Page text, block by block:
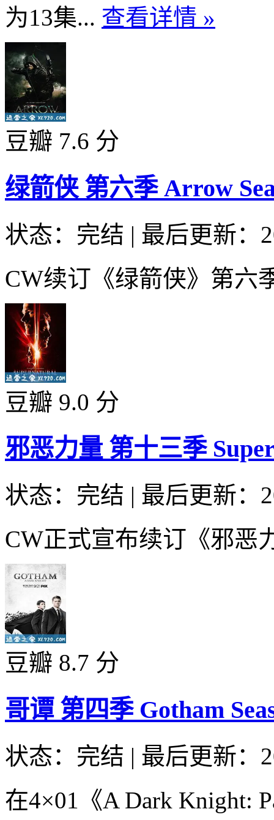
为13集... 查看详情 »
豆瓣 7.6 分
绿箭侠 第六季 Arrow
状态：完结 | 最后更新：
CW续订《绿箭侠》第六
豆瓣 9.0 分
邪恶力量 第十三季
状态：完结 | 最后更新：
CW正式宣布续订《邪恶
豆瓣 8.7 分
哥谭 第四季 Gotham
状态：完结 | 最后更新：
在4×01《A Dark Knight: